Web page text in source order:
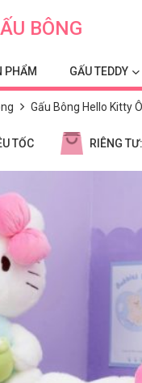
BÔNG
PHẨM GẤU TEDDY
Gấu Bông Hello Kitty
TỐC RIÊNG